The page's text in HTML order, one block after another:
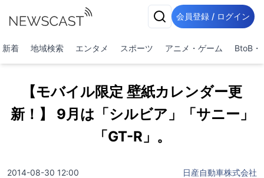
会員登録 / ログイン
新着 地域検索 エンタメ スポーツ アニメ・ゲーム BtoB・
【モバイル限定 壁紙カレンダー更
新！】 9月は「シルビア」「サニー」
「GT-R」。
2014-08-30 12:00 日産自動車株式会社